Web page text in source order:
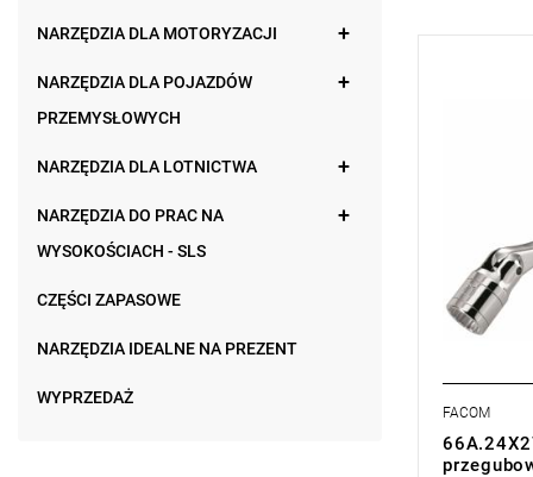
NARZĘDZIA DLA MOTORYZACJI
NARZĘDZIA DLA POJAZDÓW
PRZEMYSŁOWYCH
NARZĘDZIA DLA LOTNICTWA
NARZĘDZIA DO PRAC NA
WYSOKOŚCIACH - SLS
CZĘŚCI ZAPASOWE
NARZĘDZIA IDEALNE NA PREZENT
WYPRZEDAŻ
FACOM